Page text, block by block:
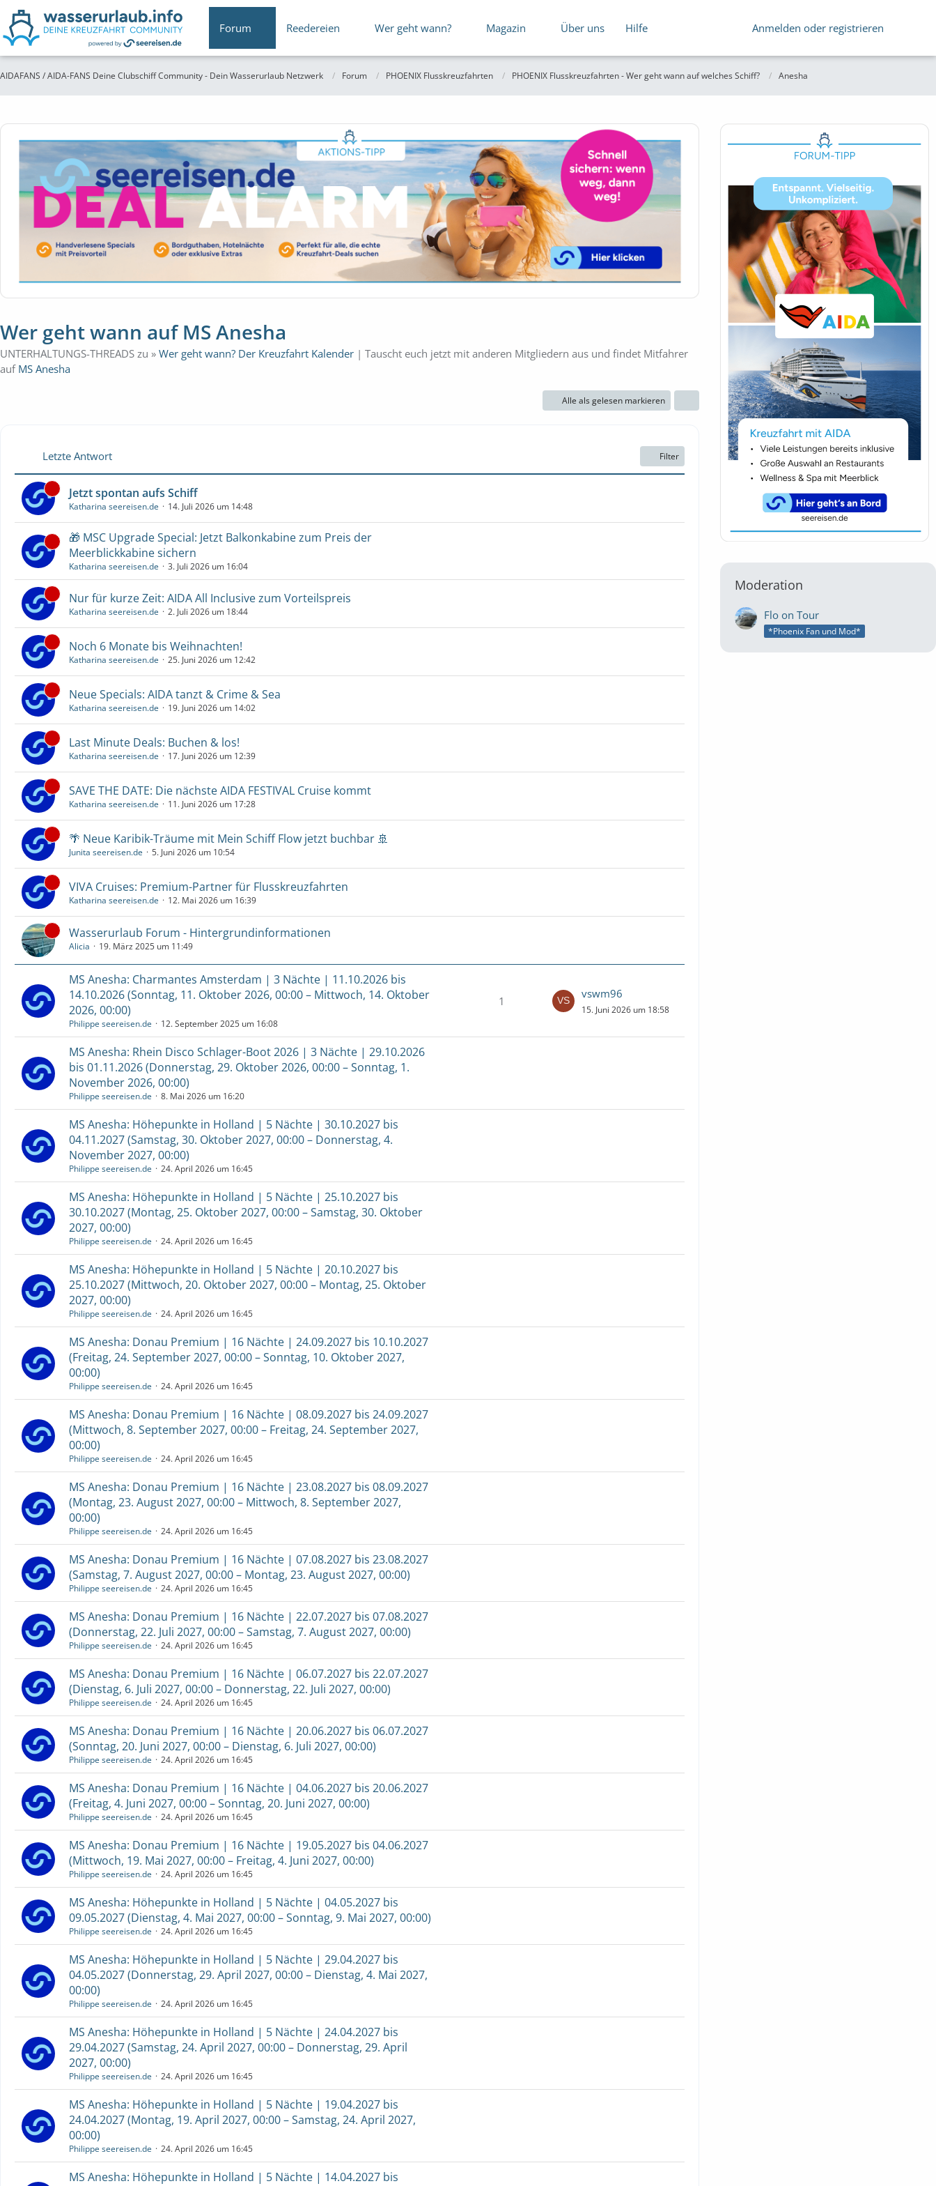
Forum Reedereien Wer geht wann? Magazin Über uns Hilfe Anmelden oder registrieren
AIDAFANS / AIDA-FANS Deine Clubschiff Community - Dein Wasserurlaub Netzwerk Forum PHOENIX Flusskreuzfahrten PHOENIX Flusskreuzfahrten - Wer geht wann auf welches Schiff? Anesha
Wer geht wann auf MS Anesha
UNTERHALTUNGS-THREADS zu » Wer geht wann? Der Kreuzfahrt Kalender | Tauscht euch jetzt mit anderen Mitgliedern aus und findet Mitfahrer
auf MS Anesha
Alle als gelesen markieren
Letzte Antwort Filter
Jetzt spontan aufs Schiff
Katharina seereisen.de 14. Juli 2026 um 14:48
🎁 MSC Upgrade Special: Jetzt Balkonkabine zum Preis der
Meerblickkabine sichern
Katharina seereisen.de 3. Juli 2026 um 16:04
Nur für kurze Zeit: AIDA All Inclusive zum Vorteilspreis
Katharina seereisen.de 2. Juli 2026 um 18:44
Noch 6 Monate bis Weihnachten!
Katharina seereisen.de 25. Juni 2026 um 12:42
Neue Specials: AIDA tanzt & Crime & Sea
Katharina seereisen.de 19. Juni 2026 um 14:02
Last Minute Deals: Buchen & los!
Katharina seereisen.de 17. Juni 2026 um 12:39
SAVE THE DATE: Die nächste AIDA FESTIVAL Cruise kommt
Katharina seereisen.de 11. Juni 2026 um 17:28
🌴 Neue Karibik-Träume mit Mein Schiff Flow jetzt buchbar 🚢
Junita seereisen.de 5. Juni 2026 um 10:54
VIVA Cruises: Premium-Partner für Flusskreuzfahrten
Katharina seereisen.de 12. Mai 2026 um 16:39
Wasserurlaub Forum - Hintergrundinformationen
Alicia 19. März 2025 um 11:49
MS Anesha: Charmantes Amsterdam | 3 Nächte | 11.10.2026 bis
14.10.2026 (Sonntag, 11. Oktober 2026, 00:00 – Mittwoch, 14. Oktober
2026, 00:00)
Philippe seereisen.de 12. September 2025 um 16:08
1
vswm96
15. Juni 2026 um 18:58
MS Anesha: Rhein Disco Schlager-Boot 2026 | 3 Nächte | 29.10.2026
bis 01.11.2026 (Donnerstag, 29. Oktober 2026, 00:00 – Sonntag, 1.
November 2026, 00:00)
Philippe seereisen.de 8. Mai 2026 um 16:20
MS Anesha: Höhepunkte in Holland | 5 Nächte | 30.10.2027 bis
04.11.2027 (Samstag, 30. Oktober 2027, 00:00 – Donnerstag, 4.
November 2027, 00:00)
Philippe seereisen.de 24. April 2026 um 16:45
MS Anesha: Höhepunkte in Holland | 5 Nächte | 25.10.2027 bis
30.10.2027 (Montag, 25. Oktober 2027, 00:00 – Samstag, 30. Oktober
2027, 00:00)
Philippe seereisen.de 24. April 2026 um 16:45
MS Anesha: Höhepunkte in Holland | 5 Nächte | 20.10.2027 bis
25.10.2027 (Mittwoch, 20. Oktober 2027, 00:00 – Montag, 25. Oktober
2027, 00:00)
Philippe seereisen.de 24. April 2026 um 16:45
MS Anesha: Donau Premium | 16 Nächte | 24.09.2027 bis 10.10.2027
(Freitag, 24. September 2027, 00:00 – Sonntag, 10. Oktober 2027,
00:00)
Philippe seereisen.de 24. April 2026 um 16:45
MS Anesha: Donau Premium | 16 Nächte | 08.09.2027 bis 24.09.2027
(Mittwoch, 8. September 2027, 00:00 – Freitag, 24. September 2027,
00:00)
Philippe seereisen.de 24. April 2026 um 16:45
MS Anesha: Donau Premium | 16 Nächte | 23.08.2027 bis 08.09.2027
(Montag, 23. August 2027, 00:00 – Mittwoch, 8. September 2027,
00:00)
Philippe seereisen.de 24. April 2026 um 16:45
MS Anesha: Donau Premium | 16 Nächte | 07.08.2027 bis 23.08.2027
(Samstag, 7. August 2027, 00:00 – Montag, 23. August 2027, 00:00)
Philippe seereisen.de 24. April 2026 um 16:45
MS Anesha: Donau Premium | 16 Nächte | 22.07.2027 bis 07.08.2027
(Donnerstag, 22. Juli 2027, 00:00 – Samstag, 7. August 2027, 00:00)
Philippe seereisen.de 24. April 2026 um 16:45
MS Anesha: Donau Premium | 16 Nächte | 06.07.2027 bis 22.07.2027
(Dienstag, 6. Juli 2027, 00:00 – Donnerstag, 22. Juli 2027, 00:00)
Philippe seereisen.de 24. April 2026 um 16:45
MS Anesha: Donau Premium | 16 Nächte | 20.06.2027 bis 06.07.2027
(Sonntag, 20. Juni 2027, 00:00 – Dienstag, 6. Juli 2027, 00:00)
Philippe seereisen.de 24. April 2026 um 16:45
MS Anesha: Donau Premium | 16 Nächte | 04.06.2027 bis 20.06.2027
(Freitag, 4. Juni 2027, 00:00 – Sonntag, 20. Juni 2027, 00:00)
Philippe seereisen.de 24. April 2026 um 16:45
MS Anesha: Donau Premium | 16 Nächte | 19.05.2027 bis 04.06.2027
(Mittwoch, 19. Mai 2027, 00:00 – Freitag, 4. Juni 2027, 00:00)
Philippe seereisen.de 24. April 2026 um 16:45
MS Anesha: Höhepunkte in Holland | 5 Nächte | 04.05.2027 bis
09.05.2027 (Dienstag, 4. Mai 2027, 00:00 – Sonntag, 9. Mai 2027, 00:00)
Philippe seereisen.de 24. April 2026 um 16:45
MS Anesha: Höhepunkte in Holland | 5 Nächte | 29.04.2027 bis
04.05.2027 (Donnerstag, 29. April 2027, 00:00 – Dienstag, 4. Mai 2027,
00:00)
Philippe seereisen.de 24. April 2026 um 16:45
MS Anesha: Höhepunkte in Holland | 5 Nächte | 24.04.2027 bis
29.04.2027 (Samstag, 24. April 2027, 00:00 – Donnerstag, 29. April
2027, 00:00)
Philippe seereisen.de 24. April 2026 um 16:45
MS Anesha: Höhepunkte in Holland | 5 Nächte | 19.04.2027 bis
24.04.2027 (Montag, 19. April 2027, 00:00 – Samstag, 24. April 2027,
00:00)
Philippe seereisen.de 24. April 2026 um 16:45
MS Anesha: Höhepunkte in Holland | 5 Nächte | 14.04.2027 bis
Moderation
Flo on Tour
*Phoenix Fan und Mod*